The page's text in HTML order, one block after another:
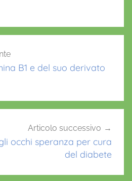
A
p
st
B1 e del suo derivato
Articolo successivo
occhi speranza per cura
del diabete